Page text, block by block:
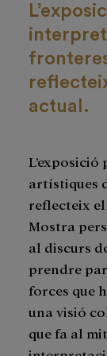
actual.
artístiques
reflecteix
Mostra
al discurs
prendre
forces que
una visió
que fa al